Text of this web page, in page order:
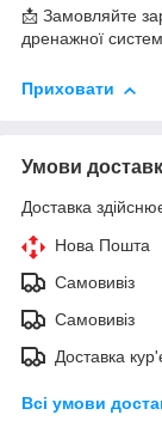
📩 Замовляйте
дренажної
Приховати
Умови
Доставка
Нова Пошта
Самовивіз
Самовивіз
Доставка
Всі умови